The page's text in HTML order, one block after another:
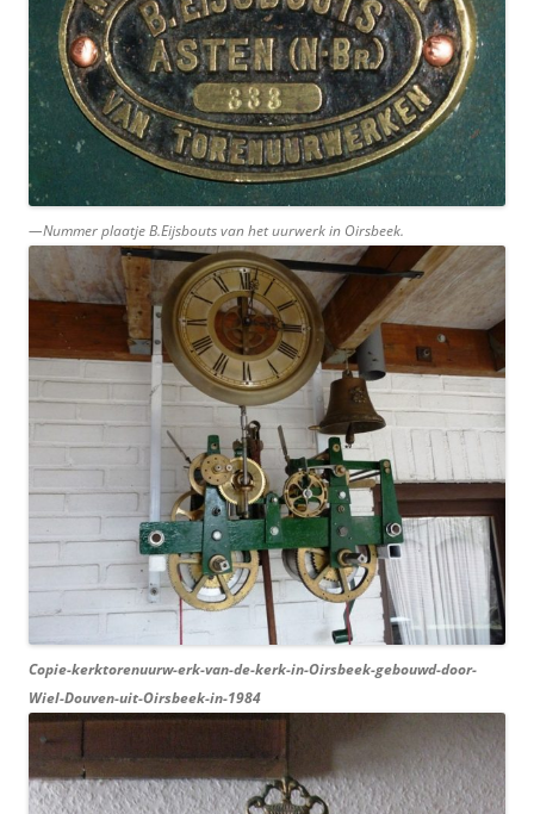
—Nummer plaatje B.Eijsbouts van het uurwerk in Oirsbeek.
Copie-kerktorenuurw-erk-van-de-kerk-in-Oirsbeek-gebouwd-door-
Wiel-Douven-uit-Oirsbeek-in-1984